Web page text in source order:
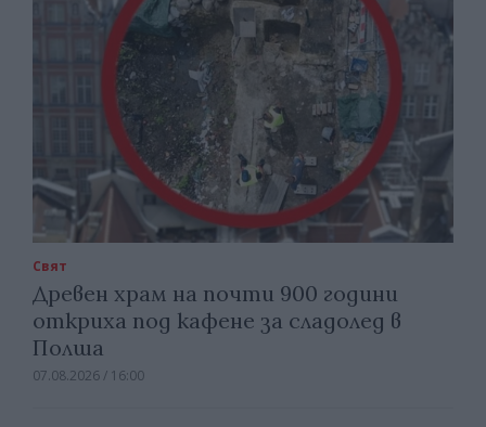
Свят
Древен храм на почти 900 години
откриха под кафене за сладолед в
Полша
07.08.2026 / 16:00